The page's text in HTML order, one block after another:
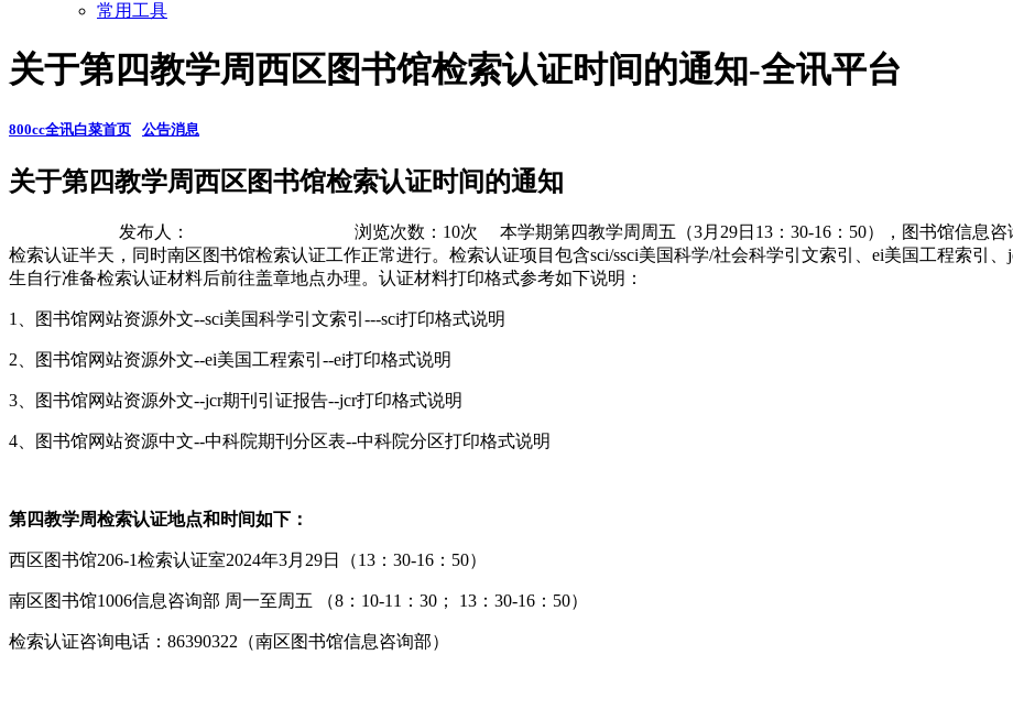
常用工具
关于第四教学周西区图书馆检索认证时间的通知-全讯平台
800cc全讯白菜首页 公告消息
关于第四教学周西区图书馆检索认证时间的通知
发布人： 浏览次数： 10次
本学期第四教学周周五（3月29日13：30-16：50），图书馆信息
检索认证半天，同时南区图书馆检索认证工作正常进行。检索认证项目包含sci/ssci美国科学/社会科学引文索引、ei美国工程索引
生自行准备检索认证材料后前往盖章地点办理。认证材料打印格式参考如下说明：
1、图书馆网站资源外文--sci美国科学引文索引---sci打印格式说明
2、图书馆网站资源外文--ei美国工程索引--ei打印格式说明
3、图书馆网站资源外文--jcr期刊引证报告--jcr打印格式说明
4、图书馆网站资源中文--中科院期刊分区表--中科院分区打印格式说明
第四教学周检索认证地点和时间如下：
西区图书馆206-1检索认证室2024年3月29日（13：30-16：50）
南区图书馆1006信息咨询部 周一至周五 （8：10-11：30； 13：30-16：50）
检索认证咨询电话：86390322（南区图书馆信息咨询部）